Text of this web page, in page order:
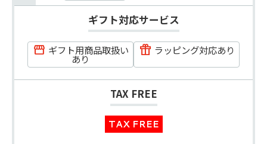
ギフト対応サービス
ギフト用商品取扱い
あり
ラッピング対応あり
TAX FREE
TAX FREE